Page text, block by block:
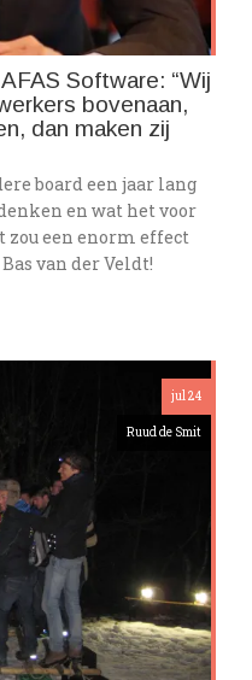
Software: “Wij
bovenaan,
dan maken zij
board een jaar lang
en wat het voor
zou een enorm effect
van der Veldt!
jul 24
Ruud de Smit